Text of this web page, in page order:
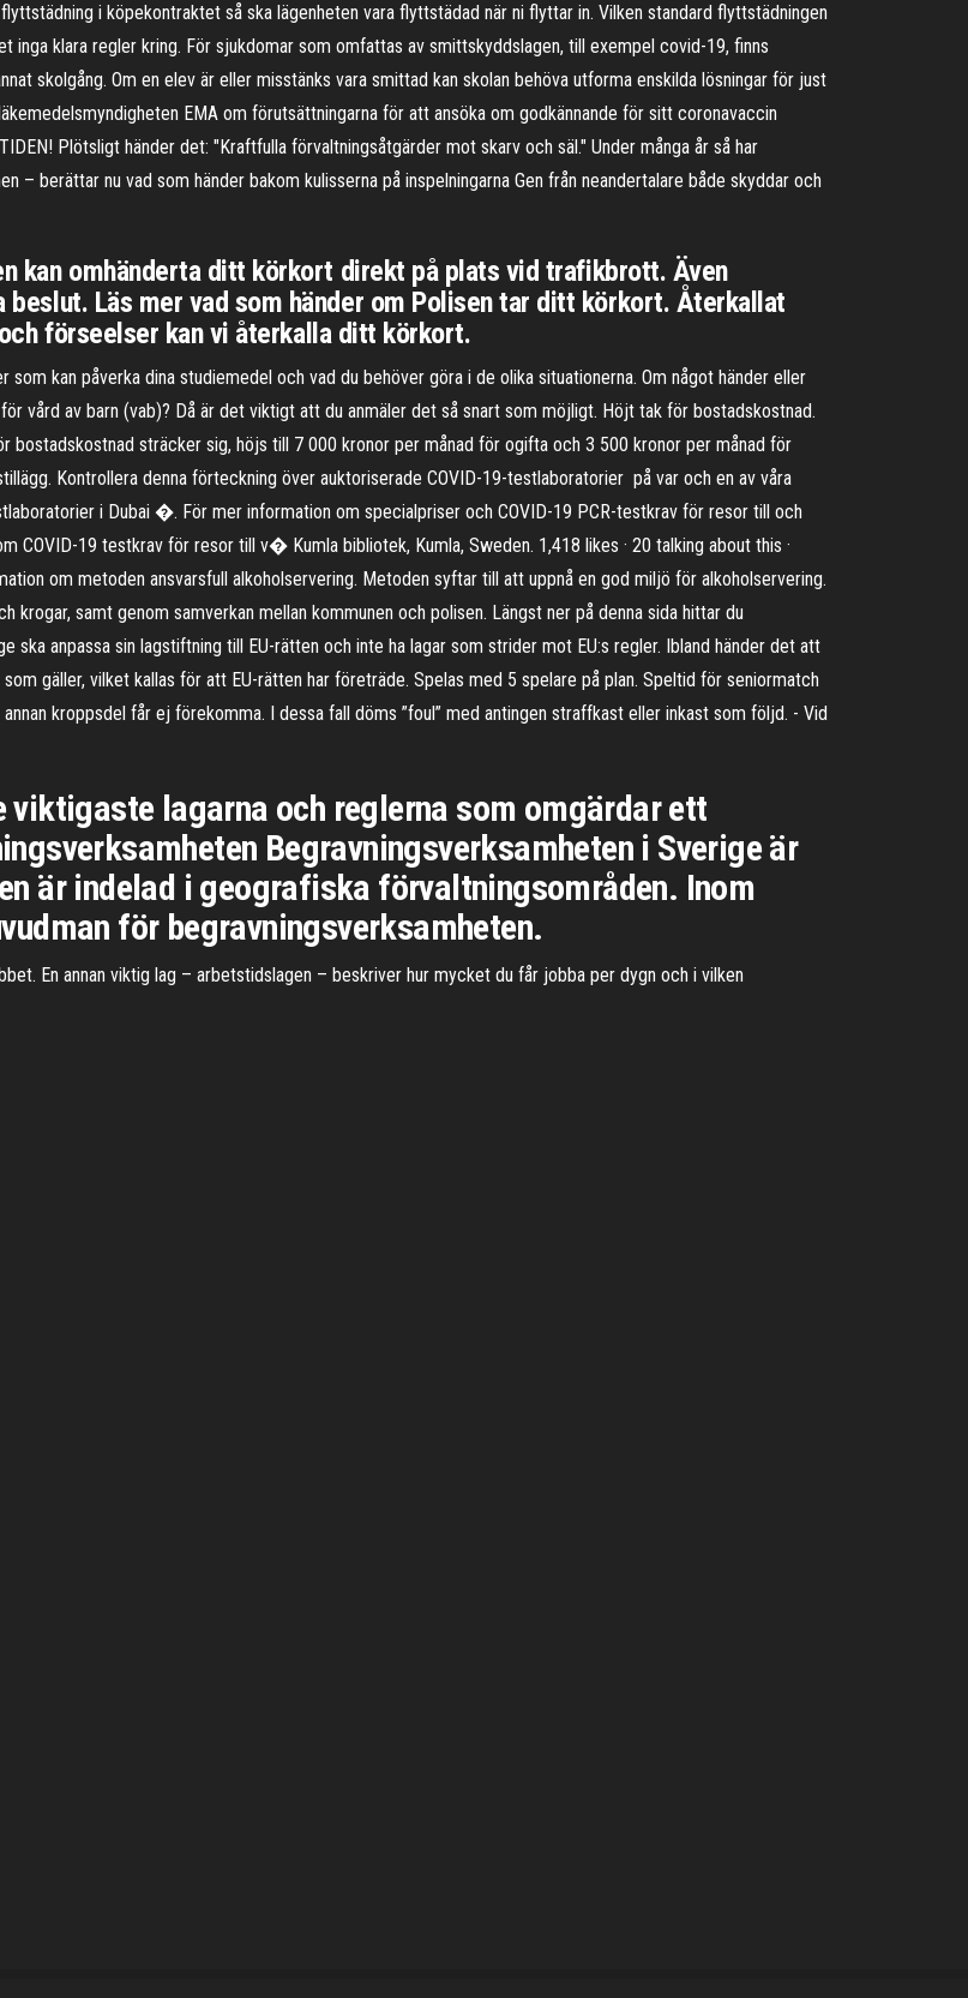
i köpekontraktet så ska lägenheten vara flyttstädad när ni flyttar in. Vilken standard flyttstädningen
inga klara regler kring. För sjukdomar som omfattas av smittskyddslagen, till exempel covid-19, finns
skolgång. Om en elev är eller misstänks vara smittad kan skolan behöva utforma enskilda lösningar för just
EMA om förutsättningarna för att ansöka om godkännande för sitt coronavaccin
Plötsligt händer det: "Kraftfulla förvaltningsåtgärder mot skarv och säl." Under många år så har
– berättar nu vad som händer bakom kulisserna på inspelningarna Gen från neandertalare både skyddar och
kan omhänderta ditt körkort direkt på plats vid trafikbrott. Även
beslut. Läs mer vad som händer om Polisen tar ditt körkort. Återkallat
förseelser kan vi återkalla ditt körkort.
som kan påverka dina studie­medel och vad du behöver göra i de olika situationerna. Om något händer eller
vård av barn (vab)? Då är det viktigt att du anmäler det så snart som möjligt. Höjt tak för bostadskostnad.
bostadskostnad sträcker sig, höjs till 7 000 kronor per månad för ogifta och 3 500 kronor per månad för
Kontrollera denna förteckning över auktoriserade COVID-19-testlaboratorier på var och en av våra
i Dubai �. För mer information om specialpriser och COVID-19 PCR-testkrav för resor till och
COVID-19 testkrav för resor till v� Kumla bibliotek, Kumla, Sweden. 1,418 likes · 20 talking about this ·
om metoden ansvarsfull alkoholservering. Metoden syftar till att uppnå en god miljö för alkoholservering.
samt genom samverkan mellan kommunen och polisen. Längst ner på denna sida hittar du
ska anpassa sin lagstiftning till EU-rätten och inte ha lagar som strider mot EU:s regler. Ibland händer det att
gäller, vilket kallas för att EU-rätten har företräde. Spelas med 5 spelare på plan. Speltid för seniormatch
kroppsdel får ej förekomma. I dessa fall döms ”foul” med antingen straffkast eller inkast som följd. - Vid
viktigaste lagarna och reglerna som omgärdar ett
Begravningsverksamheten i Sverige är
är indelad i geografiska förvaltningsområden. Inom
för begravningsverksamheten.
En annan viktig lag – arbetstidslagen – beskriver hur mycket du får jobba per dygn och i vilken